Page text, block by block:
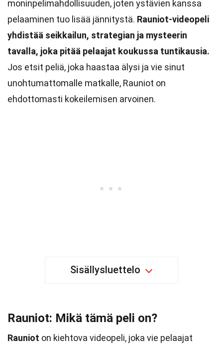
moninpelimahdollisuuden, joten ystävien kanssa
pelaaminen tuo lisää jännitystä. Rauniot-videopeli
yhdistää seikkailun, strategian ja mysteerin
tavalla, joka pitää pelaajat koukussa tuntikausia.
Jos etsit peliä, joka haastaa älysi ja vie sinut
unohtumattomalle matkalle, Rauniot on
ehdottomasti kokeilemisen arvoinen.
Sisällysluettelo
Rauniot: Mikä tämä peli on?
Rauniot on kiehtova videopeli, joka vie pelaajat